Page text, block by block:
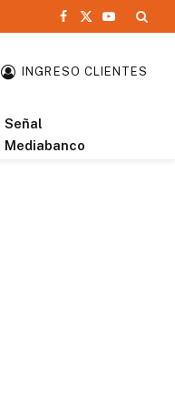
Facebook
X
YouTube
INGRESO CLIENTES
Señal
Mediabanco